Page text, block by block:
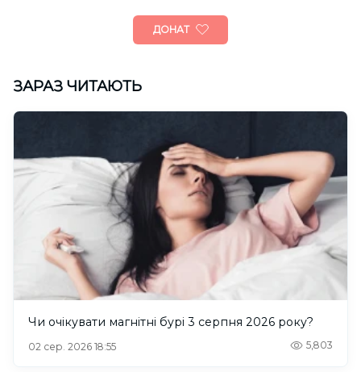
ДОНАТ
ЗАРАЗ ЧИТАЮТЬ
Чи очікувати магнітні бурі 3 серпня 2026 року?
02 сер. 2026 18:55 5,803